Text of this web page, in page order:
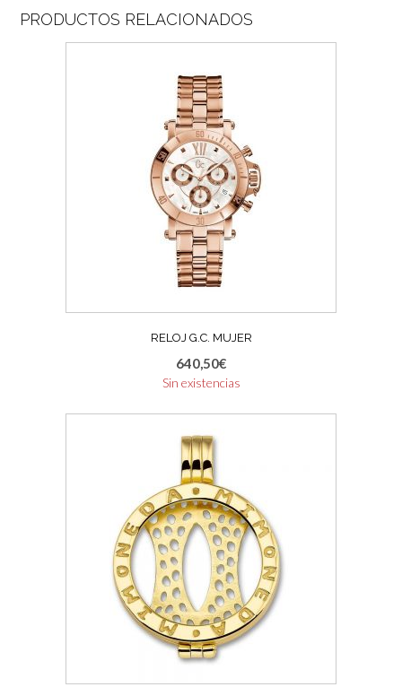
PRODUCTOS RELACIONADOS
RELOJ G.C. MUJER
640,50€
Sin existencias